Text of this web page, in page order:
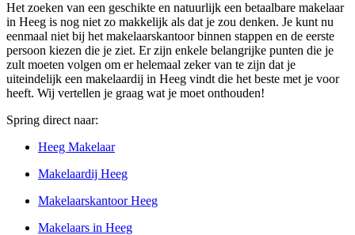
Het zoeken van een geschikte en natuurlijk een betaalbare makelaar
in Heeg is nog niet zo makkelijk als dat je zou denken. Je kunt nu
eenmaal niet bij het makelaarskantoor binnen stappen en de eerste
persoon kiezen die je ziet. Er zijn enkele belangrijke punten die je
zult moeten volgen om er helemaal zeker van te zijn dat je
uiteindelijk een makelaardij in Heeg vindt die het beste met je voor
heeft. Wij vertellen je graag wat je moet onthouden!
Spring direct naar:
Heeg Makelaar
Makelaardij Heeg
Makelaarskantoor Heeg
Makelaars in Heeg